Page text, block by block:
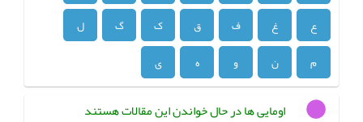
ع
غ ف ق ک گ
ل
م
ن و ه ی
اومایی ها در حال خواندن این مقالات هستند